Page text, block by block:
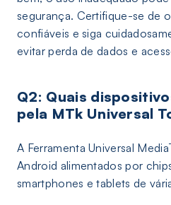
segurança. Certifique-se de
confiáveis e siga
evitar perda de dados e
Q2: Quais
pela MTk Universal
A Ferramenta Universal
Android alimentados por
smartphones e tablets de